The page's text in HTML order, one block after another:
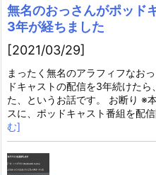
無名のおっさんがポッド
3年が経ちました
[2021/03/29]
まったく無名のアラフィフなお
ドキャストの配信を3年続けた
た、というお話です。 お断り ※
スに、ポッドキャスト番組を配
む]